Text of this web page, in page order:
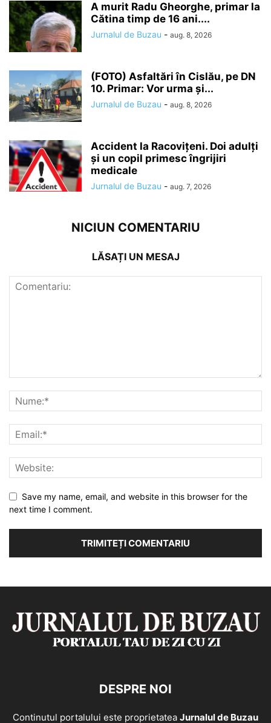
A murit Radu Gheorghe, primar la
Cătina timp de 16 ani....
Jurnalul de Buzau - aug. 8, 2026
(FOTO) Asfaltări în Cislău, pe DN
10. Primar: Vor urma și...
Jurnalul de Buzau - aug. 8, 2026
Accident la Racovițeni. Doi adulți
și un copil primesc îngrijiri
medicale
Jurnalul de Buzau - aug. 7, 2026
NICIUN COMENTARIU
LĂSAȚI UN MESAJ
Save my name, email, and website in this browser for the
next time I comment.
DESPRE NOI
Continutul portalului este proprietatea Jurnalul de Buzau